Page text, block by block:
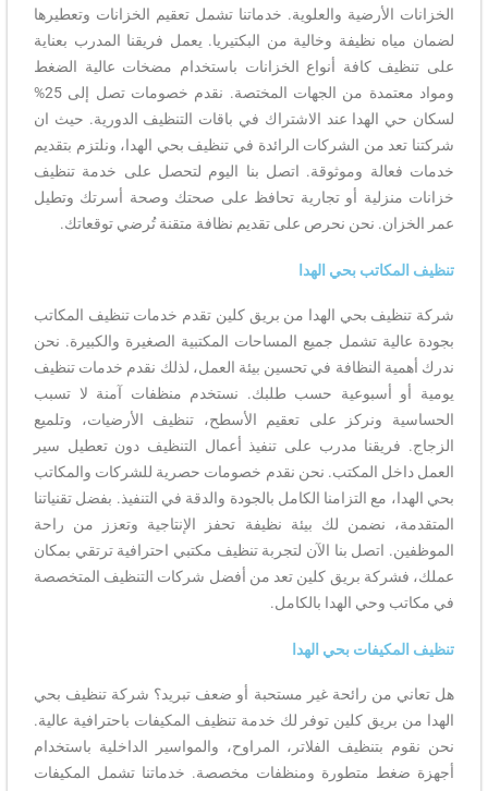
الخزانات الأرضية والعلوية. خدماتنا تشمل تعقيم الخزانات وتعطيرها
لضمان مياه نظيفة وخالية من البكتيريا. يعمل فريقنا المدرب بعناية
على تنظيف كافة أنواع الخزانات باستخدام مضخات عالية الضغط
ومواد معتمدة من الجهات المختصة. نقدم خصومات تصل إلى 25%
لسكان حي الهدا عند الاشتراك في باقات التنظيف الدورية. حيث ان
شركتنا تعد من الشركات الرائدة في تنظيف بحي الهدا، ونلتزم بتقديم
خدمات فعالة وموثوقة. اتصل بنا اليوم لتحصل على خدمة تنظيف
خزانات منزلية أو تجارية تحافظ على صحتك وصحة أسرتك وتطيل
عمر الخزان. نحن نحرص على تقديم نظافة متقنة تُرضي توقعاتك.
تنظيف المكاتب بحي الهدا
شركة تنظيف بحي الهدا من بريق كلين تقدم خدمات تنظيف المكاتب
بجودة عالية تشمل جميع المساحات المكتبية الصغيرة والكبيرة. نحن
ندرك أهمية النظافة في تحسين بيئة العمل، لذلك نقدم خدمات تنظيف
يومية أو أسبوعية حسب طلبك. نستخدم منظفات آمنة لا تسبب
الحساسية ونركز على تعقيم الأسطح، تنظيف الأرضيات، وتلميع
الزجاج. فريقنا مدرب على تنفيذ أعمال التنظيف دون تعطيل سير
العمل داخل المكتب. نحن نقدم خصومات حصرية للشركات والمكاتب
بحي الهدا، مع التزامنا الكامل بالجودة والدقة في التنفيذ. بفضل تقنياتنا
المتقدمة، نضمن لك بيئة نظيفة تحفز الإنتاجية وتعزز من راحة
الموظفين. اتصل بنا الآن لتجربة تنظيف مكتبي احترافية ترتقي بمكان
عملك، فشركة بريق كلين تعد من أفضل شركات التنظيف المتخصصة
في مكاتب وحي الهدا بالكامل.
تنظيف المكيفات بحي الهدا
هل تعاني من رائحة غير مستحبة أو ضعف تبريد؟ شركة تنظيف بحي
الهدا من بريق كلين توفر لك خدمة تنظيف المكيفات باحترافية عالية.
نحن نقوم بتنظيف الفلاتر، المراوح، والمواسير الداخلية باستخدام
أجهزة ضغط متطورة ومنظفات مخصصة. خدماتنا تشمل المكيفات